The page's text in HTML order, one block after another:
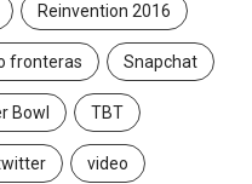
Reinvention 2016
fronteras Snapchat
Bowl TBT
video